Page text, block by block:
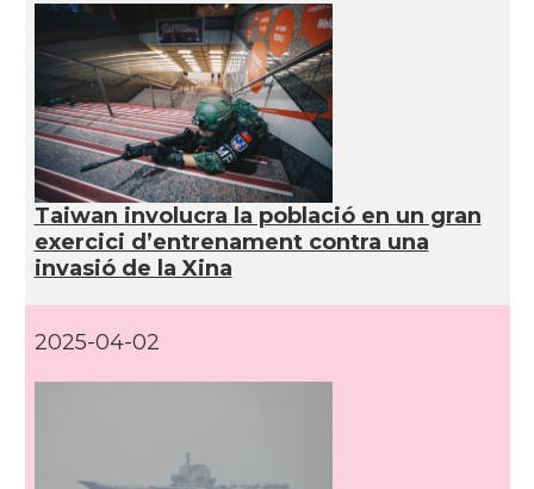
Taiwan involucra la població en un gran
exercici d’entrenament contra una
invasió de la Xina
2025-04-02